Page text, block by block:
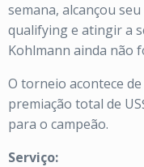
semana, alcançou
qualifying e atingir a
Kohlmann ainda não
O torneio acontece
premiação total de
para o campeão.
Serviço: